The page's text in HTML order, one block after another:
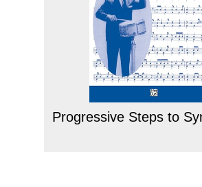
Progressive Steps to